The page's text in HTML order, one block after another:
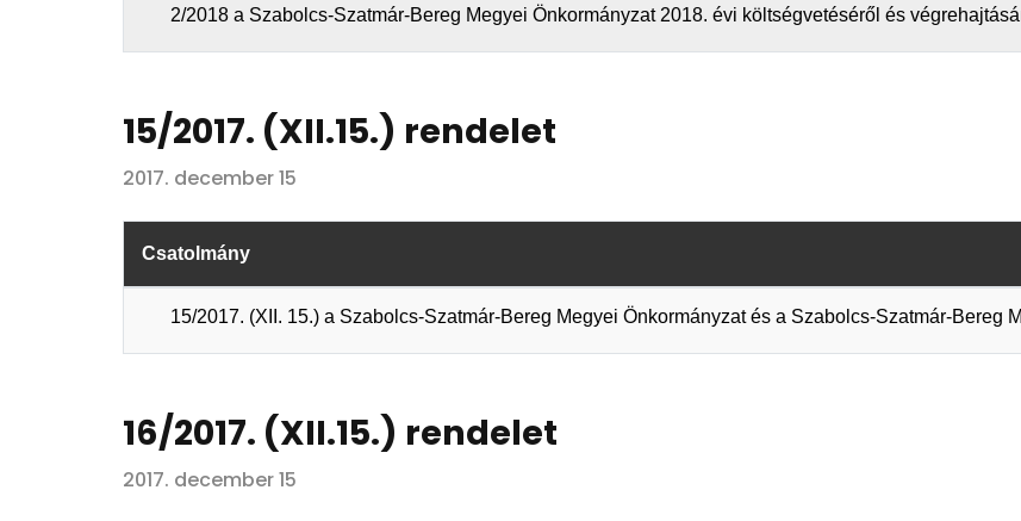
2/2018 a Szabolcs-Szatmár-Bereg Megyei Önkormányzat 2018. évi költségvetéséről és
15/2017. (XII.15.) rendelet
2017. december 15
Csatolmány
15/2017. (XII. 15.) a Szabolcs-Szatmár-Bereg Megyei Önkormányzat és a Szabolcs-Szatmár-Bereg
16/2017. (XII.15.) rendelet
2017. december 15